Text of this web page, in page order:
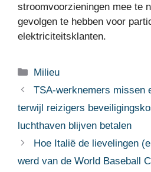
stroomvoorzieningen mee te
gevolgen te hebben voor
elektriciteitsklanten.
Categorieën
Milieu
TSA-werknemers missen
terwijl reizigers
luchthaven blijven betalen
Hoe Italië de lievelingen
werd van de World Baseball